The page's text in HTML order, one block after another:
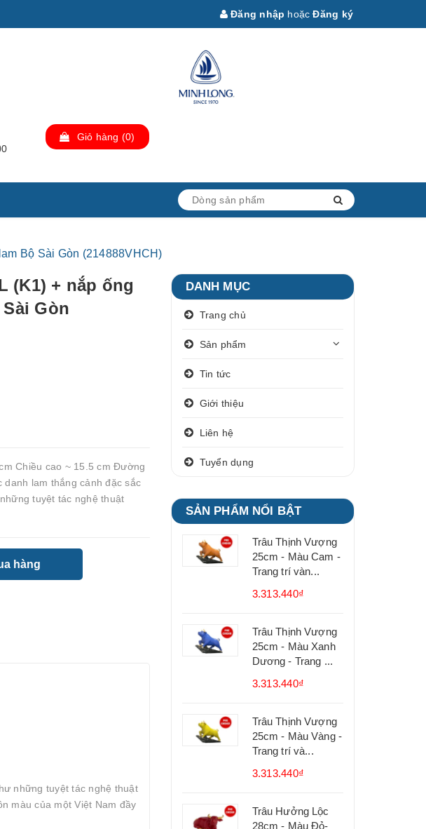
Đăng nhập hoặc Đăng ký
Giỏ hàng (0)
Bộ Sài Gòn (214888VHCH)
(K1) + nắp ống
Gòn
Chiều cao ~ 15.5 cm Đường
danh lam thắng cảnh đặc sắc
tuyệt tác nghệ thuật
hàng
những tuyệt tác nghệ thuật
màu của một Việt Nam đầy
DANH MỤC
Trang chủ
Sản phẩm
Tin tức
Giới thiệu
Liên hệ
Tuyển dụng
SẢN PHẨM NỔI BẬT
Trâu Thịnh Vượng
25cm - Màu Cam -
Trang trí vàn...
3.313.440₫
Trâu Thịnh Vượng
25cm - Màu Xanh
Dương - Trang ...
3.313.440₫
Trâu Thịnh Vượng
25cm - Màu Vàng -
Trang trí và...
3.313.440₫
Trâu Hưởng Lộc
28cm - Màu Đỏ-